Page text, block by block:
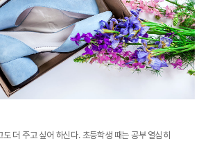
더 주고 싶어 하신다. 초등학생 때는 공부 열심히